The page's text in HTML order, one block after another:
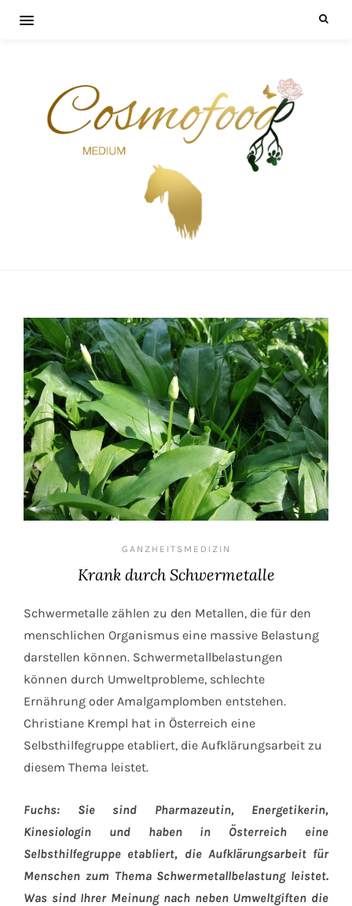
GANZHEITSMEDIZIN
Krank durch Schwermetalle
Schwermetalle zählen zu den Metallen, die für den
menschlichen Organismus eine massive Belastung
darstellen können. Schwermetallbelastungen
können durch Umweltprobleme, schlechte
Ernährung oder Amalgamplomben entstehen.
Christiane Krempl hat in Österreich eine
Selbsthilfegruppe etabliert, die Aufklärungsarbeit zu
diesem Thema leistet.
Fuchs: Sie sind Pharmazeutin, Energetikerin,
Kinesiologin und haben in Österreich eine
Selbsthilfegruppe etabliert, die Aufklärungsarbeit für
Menschen zum Thema Schwermetallbelastung leistet.
Was sind Ihrer Meinung nach neben Umweltgiften die